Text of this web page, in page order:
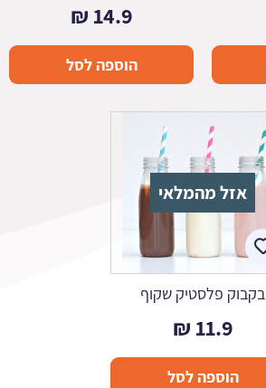
14.9
₪
הוספה לסל
אזל מהמלאי
בקבוק פלסטיק שקוף
11.9
₪
הוספה לסל